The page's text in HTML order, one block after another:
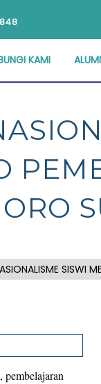
KAMI
SISWI
pembelajaran